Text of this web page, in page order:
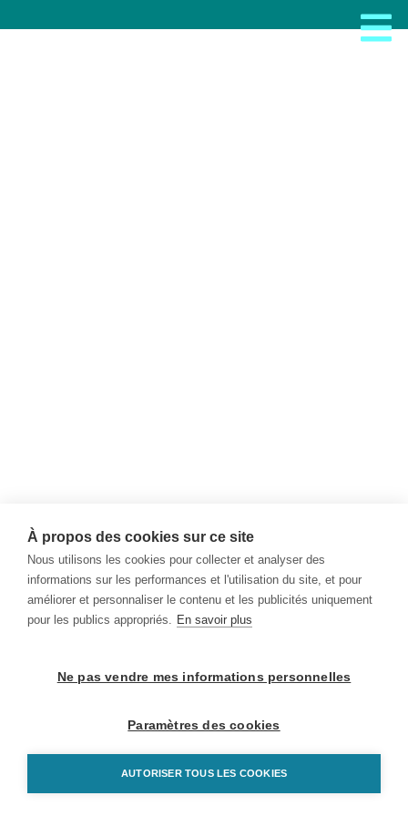
À propos des cookies sur ce site
Nous utilisons les cookies pour collecter et analyser des
informations sur les performances et l'utilisation du site, et pour
améliorer et personnaliser le contenu et les publicités uniquement
pour les publics appropriés. En savoir plus
Ne pas vendre mes informations personnelles
Paramètres des cookies
AUTORISER TOUS LES COOKIES